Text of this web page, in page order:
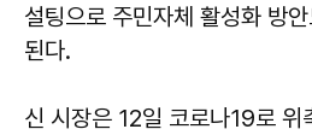
설팅으로 주민자체 활성화 방
된다.
신 시장은 12일 코로나19로 위